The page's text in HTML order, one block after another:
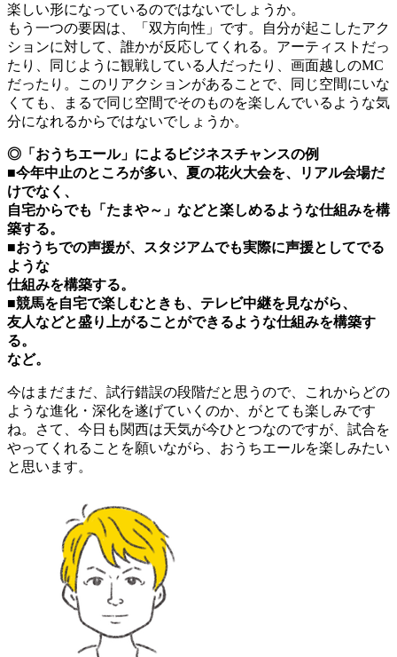
楽しい形になっているのではないでしょうか。
もう一つの要因は、「双方向性」です。自分が起こしたアク
ションに対して、誰かが反応してくれる。アーティストだっ
たり、同じように観戦している人だったり、画面越しのMC
だったり。このリアクションがあることで、同じ空間にいな
くても、まるで同じ空間でそのものを楽しんでいるような気
分になれるからではないでしょうか。
◎「おうちエール」によるビジネスチャンスの例
■今年中止のところが多い、夏の花火大会を、リアル会場だ
けでなく、
自宅からでも「たまや～」などと楽しめるような仕組みを構
築する。
■おうちでの声援が、スタジアムでも実際に声援としてでる
ような
仕組みを構築する。
■競馬を自宅で楽しむときも、テレビ中継を見ながら、
友人などと盛り上がることができるような仕組みを構築す
る。
など。
今はまだまだ、試行錯誤の段階だと思うので、これからどの
ような進化・深化を遂げていくのか、がとても楽しみです
ね。さて、今日も関西は天気が今ひとつなのですが、試合を
やってくれることを願いながら、おうちエールを楽しみたい
と思います。